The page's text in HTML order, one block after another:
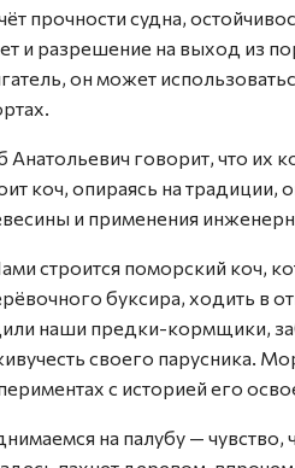
прочности судна,
и разрешение на выход из
он может
Анатольевич говорит, что их
коч, опираясь на традиции,
и применения
строится поморский коч,
буксира, ходить в
наши предки-кормщики,
своего парусника.
с историей его
на палубу — чувство,